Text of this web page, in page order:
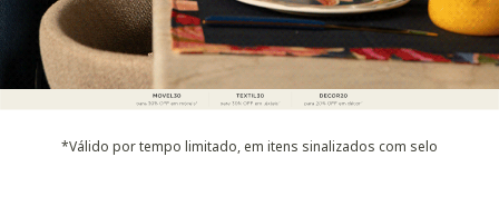
*Válido por tempo limitado, em itens sinalizados com selo